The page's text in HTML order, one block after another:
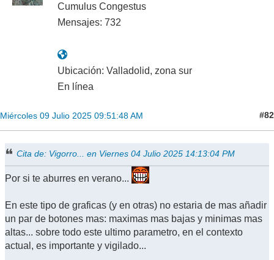
Cumulus Congestus
Mensajes: 732
Ubicación: Valladolid, zona sur
En línea
Miércoles 09 Julio 2025 09:51:48 AM #82
Cita de: Vigorro... en Viernes 04 Julio 2025 14:13:04 PM
Por si te aburres en verano...
En este tipo de graficas (y en otras) no estaria de mas añadir
un par de botones mas: maximas mas bajas y minimas mas
altas... sobre todo este ultimo parametro, en el contexto
actual, es importante y vigilado...